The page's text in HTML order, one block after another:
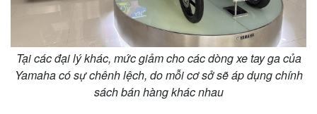
Pháp luật
Vụ án
Quân sự - Quốc phòng
Vũ khí
Phân tích
Tại các đại lý khác, mức giảm cho các dòng xe tay ga của
Yamaha có sự chênh lệch, do mỗi cơ sở sẽ áp dụng chính
sách bán hàng khác nhau